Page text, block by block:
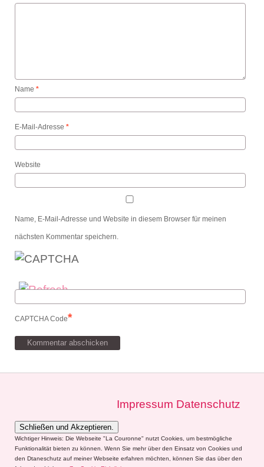
Name *
E-Mail-Adresse *
Website
Name, E-Mail-Adresse und Website in diesem Browser für meinen
nächsten Kommentar speichern.
CAPTCHA Code*
Impressum Datenschutz
Wichtiger Hinweis: Die Webseite "La Couronne" nutzt Cookies, um bestmögliche
Funktionalität bieten zu können. Wenn Sie mehr über den Einsatz von Cookies und
den Dtaneschutz auf meiner Webseite erfahren möchten, können Sie das über den